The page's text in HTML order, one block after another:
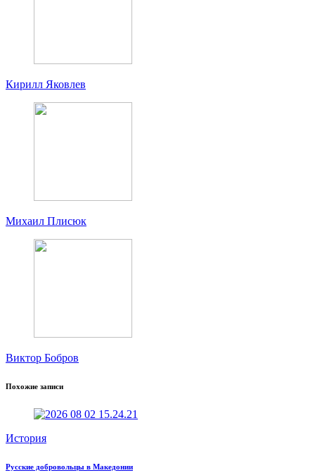
Кирилл Яковлев
Михаил Плисюк
Виктор Бобров
Похожие записи
История
Русские добровольцы в Македонии